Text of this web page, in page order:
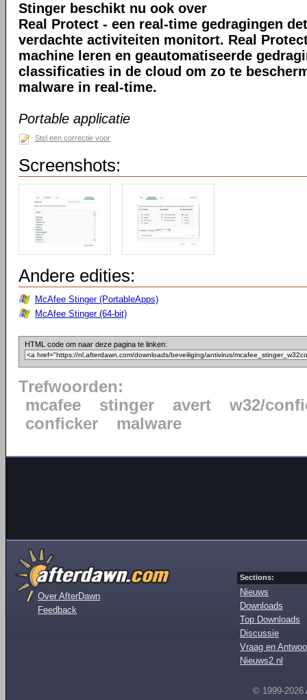
Stinger beschikt nu ook over
Real Protect - een real-time gedragingen
verdachte activiteiten monitort. Real
machine leren en geautomatiseerde
classificaties in de cloud om zo te
malware in real-time.
Portable applicatie
Stel een correctie voor
Screenshots:
Andere edities:
McAfee Stinger (PortableApps)
McAfee Stinger (64-bit)
HTML code om naar deze pagina te linken:
Trefwoorden:
mcafee
stinger avert
w32/
conficker
malware
Over AfterDawn
Feedback
Sections:
Nieuws
Downloads
Top Downloads
Discussie
Vraag en
Nieuws2.nl
© 1999-2026